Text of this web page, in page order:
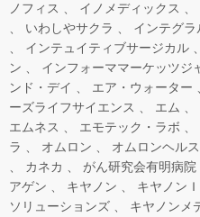
ノフィス
イノメディックス
いわしやサクラ
インテグラ
インテュイティブサージカル
ン
インフォーママーケッツジ
ンド・デイ
エア・ウォーター
ーズライフサイエンス
エム
エムネス
エモテック・ラボ
ラ
オムロン オムロンヘル
カネカ
がん研究会有明病院
アゲン
キヤノン キヤノン
ソリューションズ
キヤノンメ